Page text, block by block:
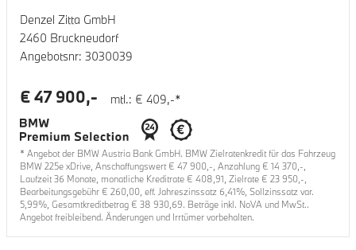
Denzel Zitta GmbH
2460 Bruckneudorf
Angebotsnr: 3030039
mtl.: € 409,-*
€ 47 900,-
* Angebot der BMW Austria Bank GmbH. BMW Zielratenkredit für das Fahrzeug
BMW 225e xDrive , Anschaffungswert € 47 900 ,-, Anzahlung € 14 370 ,-,
Laufzeit36 Monate, monatliche Kreditrate € 408,91 , Zielrate € 23 950 ,-,
Bearbeitungsgebühr € 260,00 , eff. Jahreszinssatz 6,41%, Sollzinssatz var.
5,99%, Gesamtkreditbetrag € 38 930,69. Beträge inkl. NoVA und MwSt..
Angebot freibleibend. Änderungen und Irrtümer vorbehalten.